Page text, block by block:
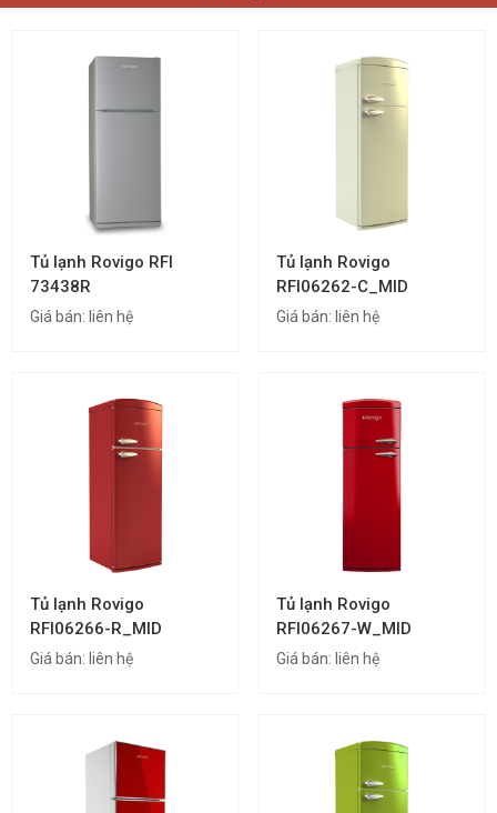
Tủ lạnh Rovigo RFI
73438R
Giá bán: liên hệ
Tủ lạnh Rovigo
RFI06262-C_MID
Giá bán: liên hệ
Tủ lạnh Rovigo
RFI06266-R_MID
Giá bán: liên hệ
Tủ lạnh Rovigo
RFI06267-W_MID
Giá bán: liên hệ